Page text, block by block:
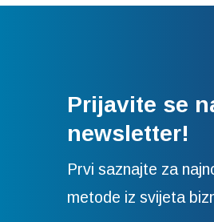
Prijavite se
newsletter!
Prvi saznajte za
metode iz svijeta